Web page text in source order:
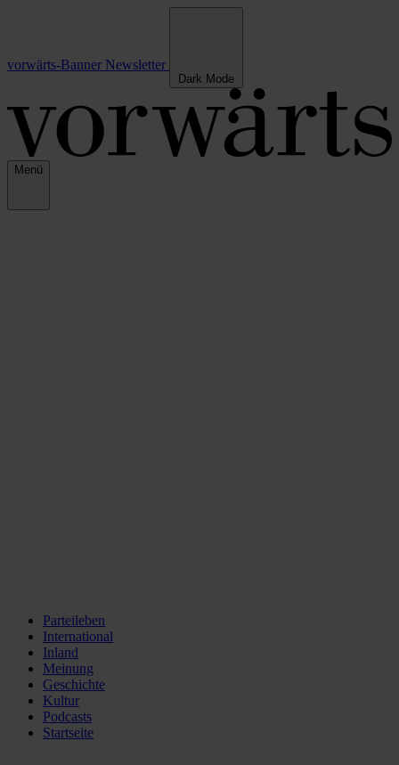
vorwärts-Banner Newsletter
Dark Mode
Menü
Parteileben
International
Inland
Meinung
Geschichte
Kultur
Podcasts
Startseite